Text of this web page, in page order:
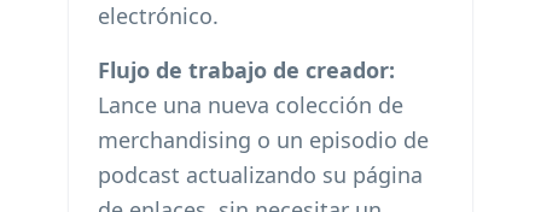
electrónico.
Flujo de trabajo de creador:
Lance una nueva colección de
merchandising o un episodio de
podcast actualizando su página